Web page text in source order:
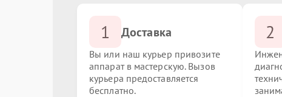
Чистка системы охлаждения
Замена CD/DVD-RAM
1 Доставка
Вы или наш курьер привозите
аппарат в мастерскую. Вызов
курьера предоставляется
бесплатно.
2